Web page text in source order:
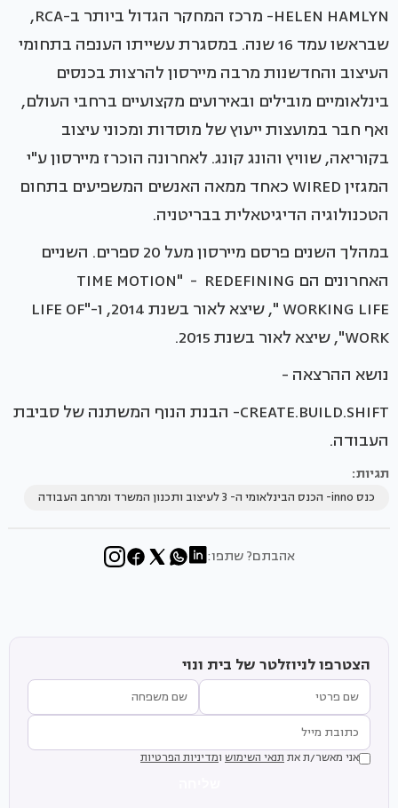
HELEN HAMLYN- מרכז המחקר הגדול ביותר ב-RCA,
שבראשו עמד 16 שנה. במסגרת עשייתו הענפה בתחומי
העיצוב והחדשנות מרבה מיירסון להרצות בכנסים
בינלאומיים מובילים ובאירועים מקצועיים ברחבי העולם,
ואף חבר במועצות ייעוץ של מוסדות ומכוני עיצוב
בקוריאה, שוויץ והונג קונג. לאחרונה הוכרז מיירסון ע"י
המגזין WIRED כאחד ממאה האנשים המשפיעים בתחום
הטכנולוגיה הדיגיטאלית בבריטניה.
במהלך השנים פרסם מיירסון מעל 20 ספרים. השניים
האחרונים הם TIME MOTION" - REDEFINING
WORKING LIFE ", שיצא לאור בשנת 2014, ו-"LIFE OF
WORK", שיצא לאור בשנת 2015.
נושא ההרצאה -
CREATE.BUILD.SHIFT- הבנת הנוף המשתנה של סביבת
העבודה.
תגיות:
כנס inno- הכנס הבינלאומי ה- 3 לעיצוב ותכנון המשרד ומרחב העבודה
אהבתם? שתפו:
הצטרפו לניוזלטר של בית ונוי
אני מאשר/ת את תנאי השימוש ומדיניות הפרטיות